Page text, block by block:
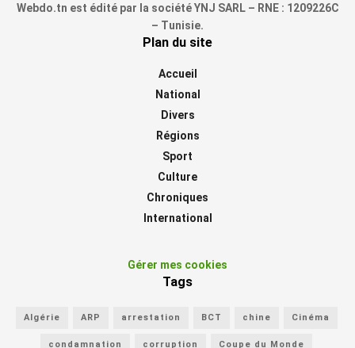
Webdo.tn est édité par la société YNJ SARL – RNE : 1209226C
– Tunisie.
Plan du site
Accueil
National
Divers
Régions
Sport
Culture
Chroniques
International
Gérer mes cookies
Tags
Algérie ARP arrestation BCT chine Cinéma
condamnation corruption Coupe du Monde